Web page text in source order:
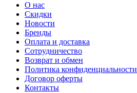
О нас
Скидки
Новости
Бренды
Оплата и доставка
Сотрудничество
Возврат и обмен
Политика конфиденциальности
Договор оферты
Контакты